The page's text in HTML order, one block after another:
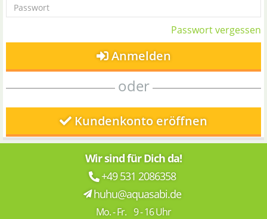
Passwort vergessen
Anmelden
oder
Kundenkonto eröffnen
Wir sind für Dich da!
+49 531 2086358
huhu@aquasabi.de
Mo. - Fr. 9 - 16 Uhr